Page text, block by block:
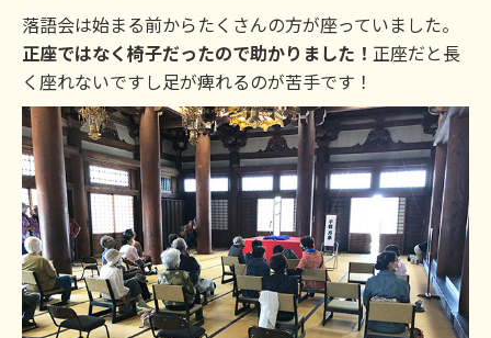
落語会は始まる前からたくさんの方が座っていました。
正座ではなく椅子だったので助かりました！ 正座だと長
く座れないですし足が痺れるのが苦手です！